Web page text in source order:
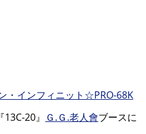
・インフィニット☆PRO-68K
20』 Ｇ.Ｇ.老人會ブースに